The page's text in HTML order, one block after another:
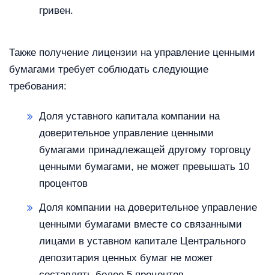
гривен.
Также получение лицензии на управление ценными
бумагами требует соблюдать следующие
требования:
Доля уставного капитала компании на
доверительное управление ценными
бумагами принадлежащей другому торговцу
ценными бумагами, не может превышать 10
процентов
Доля компании на доверительное управление
ценными бумагами вместе со связанными
лицами в уставном капитале Центрального
депозитария ценных бумаг не может